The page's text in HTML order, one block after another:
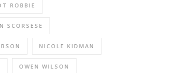
ROBBIE
SCORSESE
NICOLE KIDMAN
OWEN WILSON